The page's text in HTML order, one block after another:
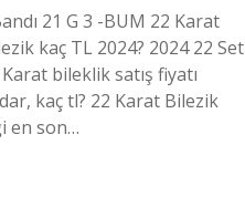
21 G 3 -BUM 22 Karat
kaç TL 2024? 2024 22 Set
bileklik satış fiyatı
kaç tl? 22 Karat Bilezik
en son…